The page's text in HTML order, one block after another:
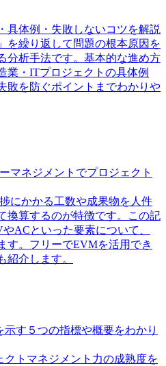
具体例・失敗しないコツを解説
を繰り返して問題の根本原因を
分析手法です。基本的な進め方
業・ITプロジェクトの具体例
敗を防ぐポイントまでわかりや
マネジメントでプロジェクト
にかかる工数や成果物を人件
換算するのが特徴です。この記
ACといった要素について、
す。フリーでEVMを活用でき
紹介します。
す５つの指標や概要をわかり
トマネジメント力の成熟度を